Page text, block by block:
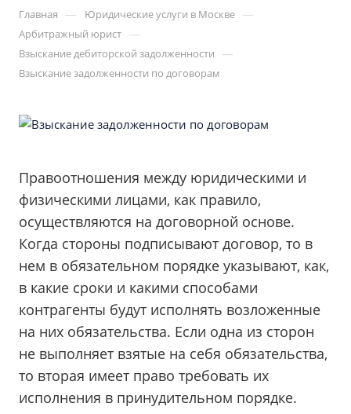
Главная — Юридические услуги в Москве —
Арбитражный юрист —
Взыскание дебиторской задолженности —
Взыскание задолженности по договорам
Правоотношения между юридическими и
физическими лицами, как правило,
осуществляются на договорной основе.
Когда стороны подписывают договор, то в
нем в обязательном порядке указывают, как,
в какие сроки и какими способами
контрагенты будут исполнять возложенные
на них обязательства. Если одна из сторон
не выполняет взятые на себя обязательства,
то вторая имеет право требовать их
исполнения в принудительном порядке.